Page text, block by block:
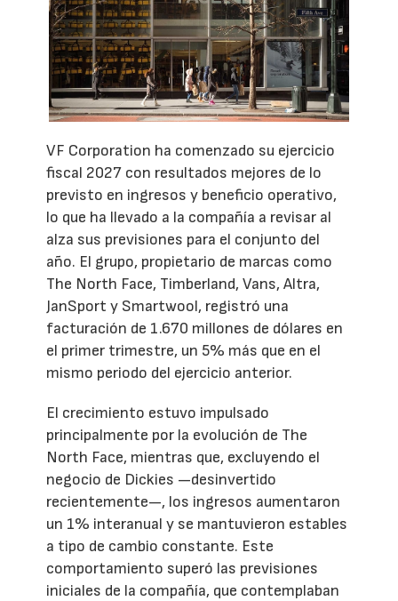
VF Corporation ha comenzado su ejercicio
fiscal 2027 con resultados mejores de lo
previsto en ingresos y beneficio operativo,
lo que ha llevado a la compañía a revisar al
alza sus previsiones para el conjunto del
año. El grupo, propietario de marcas como
The North Face, Timberland, Vans, Altra,
JanSport y Smartwool, registró una
facturación de 1.670 millones de dólares en
el primer trimestre, un 5% más que en el
mismo periodo del ejercicio anterior.
El crecimiento estuvo impulsado
principalmente por la evolución de The
North Face, mientras que, excluyendo el
negocio de Dickies —desinvertido
recientemente—, los ingresos aumentaron
un 1% interanual y se mantuvieron estables
a tipo de cambio constante. Este
comportamiento superó las previsiones
iniciales de la compañía, que contemplaban